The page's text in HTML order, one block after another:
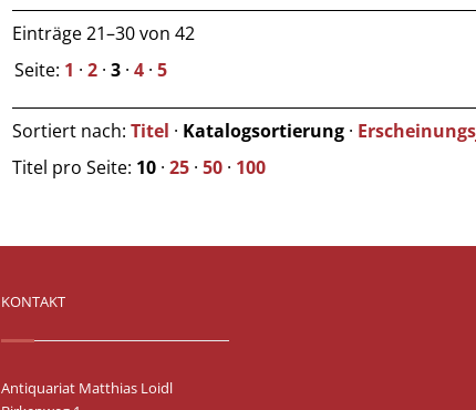
Einträge 21–30 von 42
Seite: 1 · 2 · 3 · 4 · 5
Sortiert nach: Titel · Katalogsortierung ·
Titel pro Seite: 10 · 25 · 50 · 100
KONTAKT
Antiquariat Matthias Loidl